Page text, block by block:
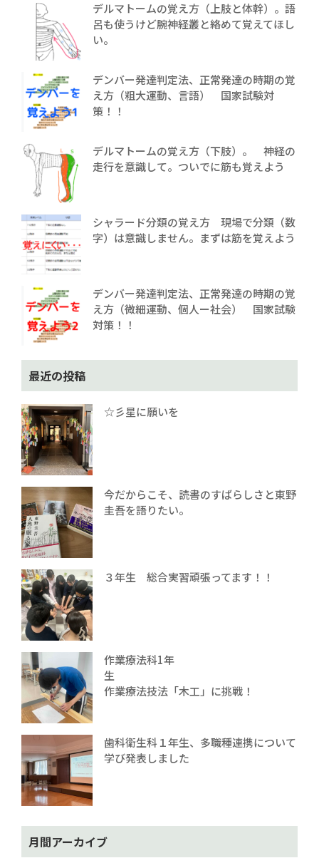
デルマトームの覚え方（上肢と体幹）。語
呂も使うけど腕神経叢と絡めて覚えてほし
い。
デンバー発達判定法、正常発達の時期の覚
え方（粗大運動、言語） 国家試験対
策！！
デルマトームの覚え方（下肢）。 神経の
走行を意識して。ついでに筋も覚えよう
シャラード分類の覚え方 現場で分類（数
字）は意識しません。まずは筋を覚えよう
デンバー発達判定法、正常発達の時期の覚
え方（微細運動、個人ー社会） 国家試験
対策！！
最近の投稿
☆彡星に願いを
今だからこそ、読書のすばらしさと東野
圭吾を語りたい。
３年生 総合実習頑張ってます！！
作業療法科1年
生
作業療法技法「木工」に挑戦！
歯科衛生科１年生、多職種連携について
学び発表しました
月間アーカイブ